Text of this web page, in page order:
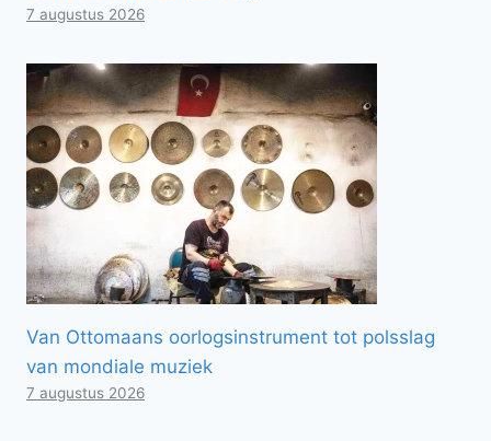
7 augustus 2026
Van Ottomaans oorlogsinstrument tot polsslag
van mondiale muziek
7 augustus 2026